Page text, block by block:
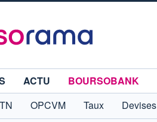
ACTU
BOURSOBANK
OPCVM Taux Devises